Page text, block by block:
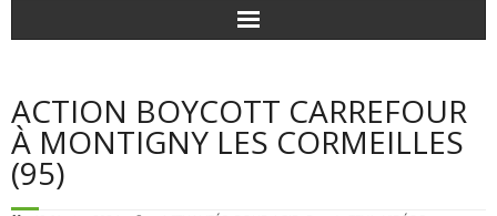
POUR AGIR
AGENDA
ACTION BOYCOTT CARREFOUR
À MONTIGNY LES CORMEILLES
(95)